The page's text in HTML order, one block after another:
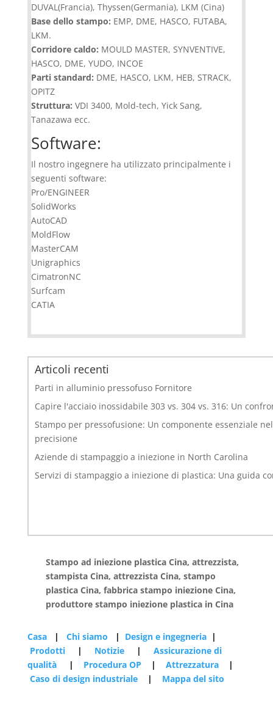
DUVAL(Francia), Thyssen(Germania), LKM (Cina)
Base dello stampo: EMP, DME, HASCO, FUTABA,
LKM.
Corridore caldo: MOULD MASTER, SYNVENTIVE,
HASCO, DME, YUDO, INCOE
Parti standard: DME, HASCO, LKM, HEB, STRACK,
OPITZ
Struttura: VDI 3400, Mold-tech, Yick Sang,
Tanazawa ecc.
Software:
Il nostro ingegnere ha utilizzato principalmente i
seguenti software:
Pro/ENGINEER
SolidWorks
AutoCAD
MoldFlow
MasterCAM
Unigraphics
CimatronNC
Surfcam
CATIA
Articoli recenti
Parti in alluminio pressofuso Fornitore
Capire l'acciaio inossidabile 303 vs. 304 vs. 316: Un
Stampo per pressofusione: Un componente essenziale
precisione
Aziende di stampaggio a iniezione in North Carolina
Servizi di stampaggio a iniezione di plastica: Una guida
Stampo ad iniezione plastica Cina, attrezzista,
stampista Cina, attrezzista Cina, stampo
plastica Cina, fabbrica stampo iniezione Cina,
produttore stampo iniezione plastica in Cina
Casa | Chi siamo | Design e ingegneria|
Prodotti
| Notizie| Assicurazione di
qualità
| Procedura OP | Attrezzatura
|
Caso di design industriale
| Mappa del sito